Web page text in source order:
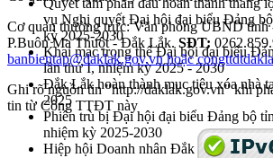
Quyết tâm phấn đấu hoàn thành thắng
vụ Nghị quyết Đại hội đại biểu Đảng
kỳ 2025-2030
Khai mạc trọng thể Đại hội đại biểu
lần thứ I, nhiệm kỳ 2025 - 2030
Đắk Lắk hoàn thành mục tiêu xóa nhà
2025
Phiên trù bị Đại hội đại biểu Đảng bộ
nhiệm kỳ 2025-2030
Hiệp hội Doanh nhân Đắk Lắk cần tiên
Cơ quan thường trực: Văn phòng UBND tỉnh
P.Buôn Ma Thuột - Đắk Lắk. SĐT:
banbientap@daklak.gov.vn hoặc
Ghi rõ nguồn tin "http://daklak.gov.vn" khi
tin từ Cổng TTĐT này